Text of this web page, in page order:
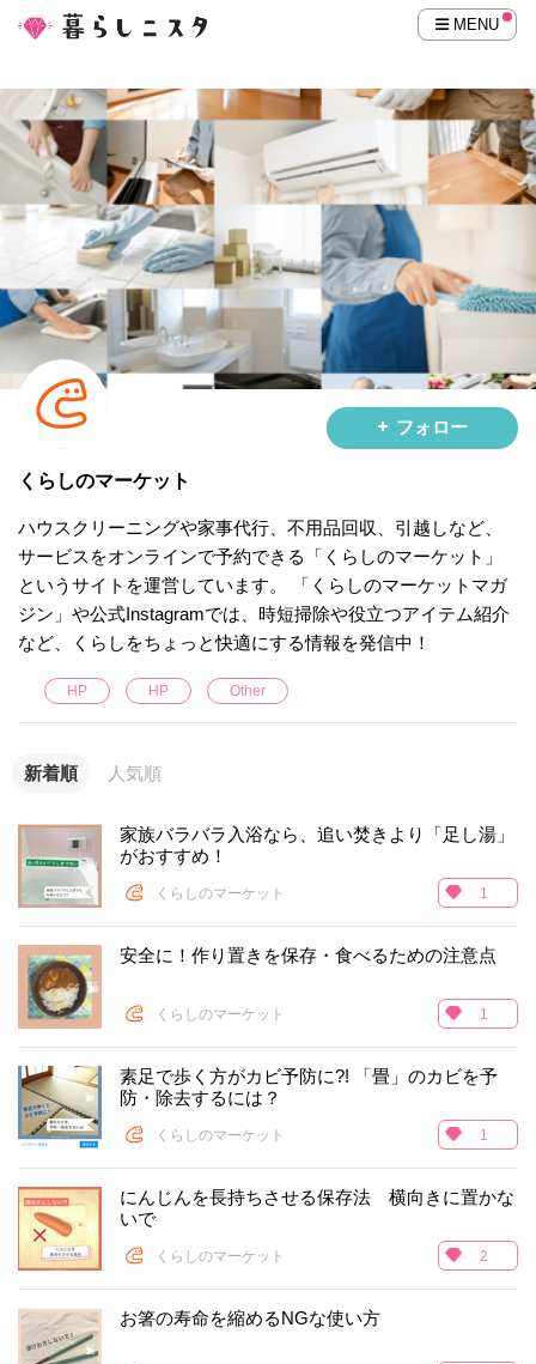
MENU
フォロー
くらしのマーケット
ハウスクリーニングや家事代行、不用品回収、引越しなど、
サービスをオンラインで予約できる「くらしのマーケット」
というサイトを運営しています。 「くらしのマーケットマガ
ジン」や公式Instagramでは、時短掃除や役立つアイテム紹介
など、くらしをちょっと快適にする情報を発信中！
HP HP Other
新着順 人気順
家族バラバラ入浴なら、追い焚きより「足し湯」
がおすすめ！
くらしのマーケット 1
安全に！作り置きを保存・食べるための注意点
くらしのマーケット 1
素足で歩く方がカビ予防に?! 「畳」のカビを予
防・除去するには？
くらしのマーケット 1
にんじんを長持ちさせる保存法 横向きに置かな
いで
くらしのマーケット 2
お箸の寿命を縮めるNGな使い方